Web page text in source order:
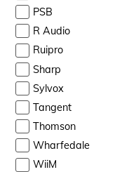
PSB
R Audio
Ruipro
Sharp
Sylvox
Tangent
Thomson
Wharfedale
WiiM